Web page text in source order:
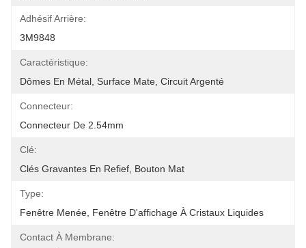
Adhésif Arrière:
3M9848
Caractéristique:
Dômes En Métal, Surface Mate, Circuit Argenté
Connecteur:
Connecteur De 2.54mm
Clé:
Clés Gravantes En Refief, Bouton Mat
Type:
Fenêtre Menée, Fenêtre D'affichage À Cristaux Liquides
Contact À Membrane: